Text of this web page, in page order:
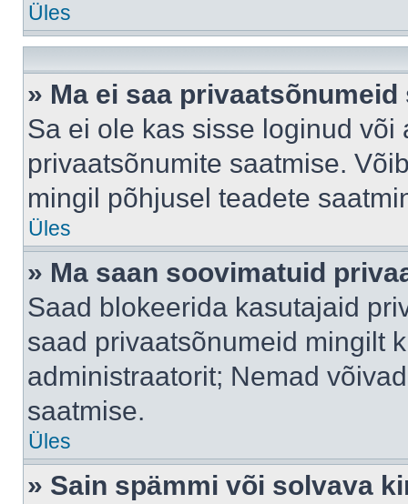
Üles
» Ma ei saa privaatsõnumeid
Sa ei ole kas sisse loginud
privaatsõnumite saatmise.
mingil põhjusel teadete
Üles
» Ma saan soovimatuid
Saad blokeerida kasutajaid
saad privaatsõnumeid mingilt
administraatorit; Nemad
saatmise.
Üles
» Sain spämmi või solvava